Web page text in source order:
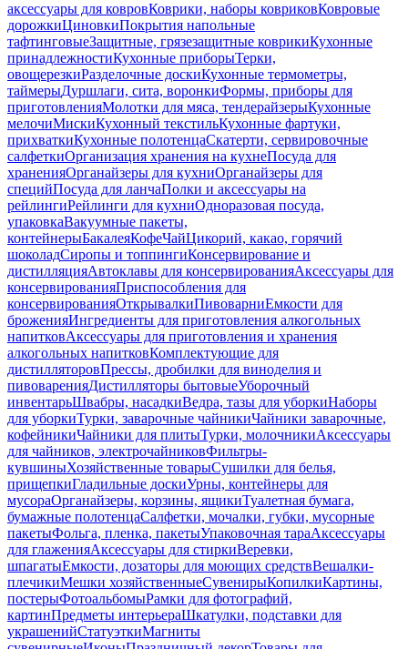
аксессуары для ковровКоврики, наборы ковриковКовровые
дорожкиЦиновкиПокрытия напольные
тафтинговыеЗащитные, грязезащитные коврикиКухонные
принадлежностиКухонные приборыТерки,
овощерезкиРазделочные доскиКухонные термометры,
таймерыДуршлаги, сита, воронкиФормы, приборы для
приготовленияМолотки для мяса, тендерайзерыКухонные
мелочиМискиКухонный текстильКухонные фартуки,
прихваткиКухонные полотенцаСкатерти, сервировочные
салфеткиОрганизация хранения на кухнеПосуда для
храненияОрганайзеры для кухниОрганайзеры для
специйПосуда для ланчаПолки и аксессуары на
рейлингиРейлинги для кухниОдноразовая посуда,
упаковкаВакуумные пакеты,
контейнерыБакалеяКофеЧайЦикорий, какао, горячий
шоколадСиропы и топпингиКонсервирование и
дистилляцияАвтоклавы для консервированияАксессуары для
консервированияПриспособления для
консервированияОткрывалкиПивоварниЕмкости для
броженияИнгредиенты для приготовления алкогольных
напитковАксессуары для приготовления и хранения
алкогольных напитковКомплектующие для
дистилляторовПрессы, дробилки для виноделия и
пивоваренияДистилляторы бытовыеУборочный
инвентарьШвабры, насадкиВедра, тазы для уборкиНаборы
для уборкиТурки, заварочные чайникиЧайники заварочные,
кофейникиЧайники для плитыТурки, молочникиАксессуары
для чайников, электрочайниковФильтры-
кувшиныХозяйственные товарыСушилки для белья,
прищепкиГладильные доскиУрны, контейнеры для
мусораОрганайзеры, корзины, ящикиТуалетная бумага,
бумажные полотенцаСалфетки, мочалки, губки, мусорные
пакетыФольга, пленка, пакетыУпаковочная тараАксессуары
для глаженияАксессуары для стиркиВеревки,
шпагатыЕмкости, дозаторы для моющих средствВешалки-
плечикиМешки хозяйственныеСувенирыКопилкиКартины,
постерыФотоальбомыРамки для фотографий,
картинПредметы интерьераШкатулки, подставки для
украшенийСтатуэткиМагниты